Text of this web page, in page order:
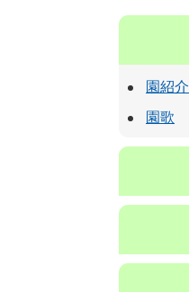
園紹介
園歌